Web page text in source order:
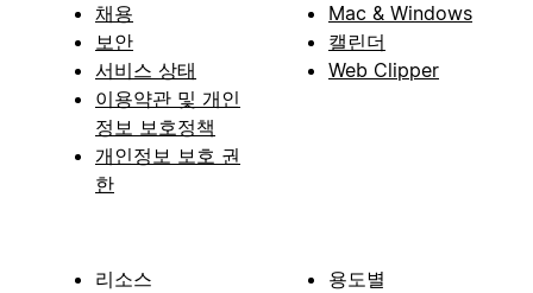
채용
보안
서비스 상태
이용약관 및 개인
정보 보호정책
개인정보 보호 권
한
Mac & Windows
캘린더
Web Clipper
리소스
용도별